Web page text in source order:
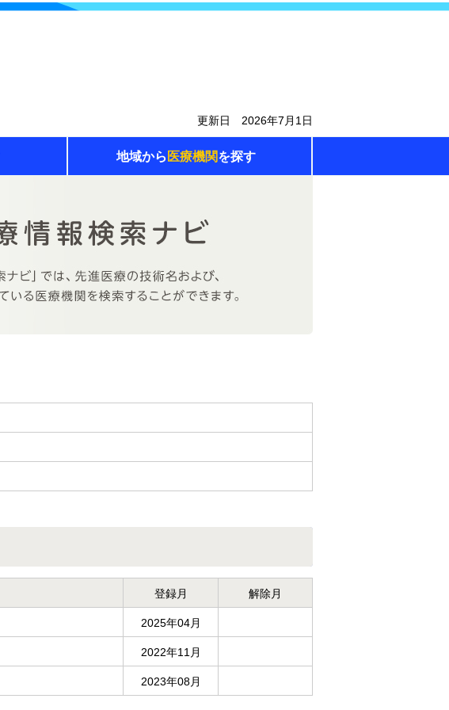
更新日 2026年7月1日
地域から 医療機関を探す
登録月 解除月
2025年04月
2022年11月
2023年08月